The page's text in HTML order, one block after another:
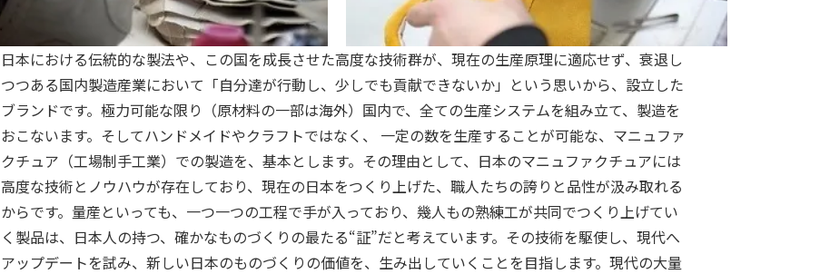
日本における伝統的な製法や、この国を成長させた高度な技術群が、現在の生産原理に適応せず、衰退し
つつある国内製造産業において「自分達が行動し、少しでも貢献できないか」という思いから、設立した
ブランドです。極力可能な限り（原材料の一部は海外）国内で、全ての生産システムを組み立て、製造を
おこないます。そしてハンドメイドやクラフトではなく、 一定の数を生産することが可能な、マニュファ
クチュア（工場制手工業）での製造を、基本とします。その理由として、日本のマニュファクチュアには
高度な技術とノウハウが存在しており、現在の日本をつくり上げた、職人たちの誇りと品性が汲み取れる
からです。量産といっても、一つ一つの工程で手が入っており、幾人もの熟練工が共同でつくり上げてい
く製品は、日本人の持つ、確かなものづくりの最たる“証”だと考えています。その技術を駆使し、現代へ
アップデートを試み、新しい日本のものづくりの価値を、生み出していくことを目指します。現代の大量